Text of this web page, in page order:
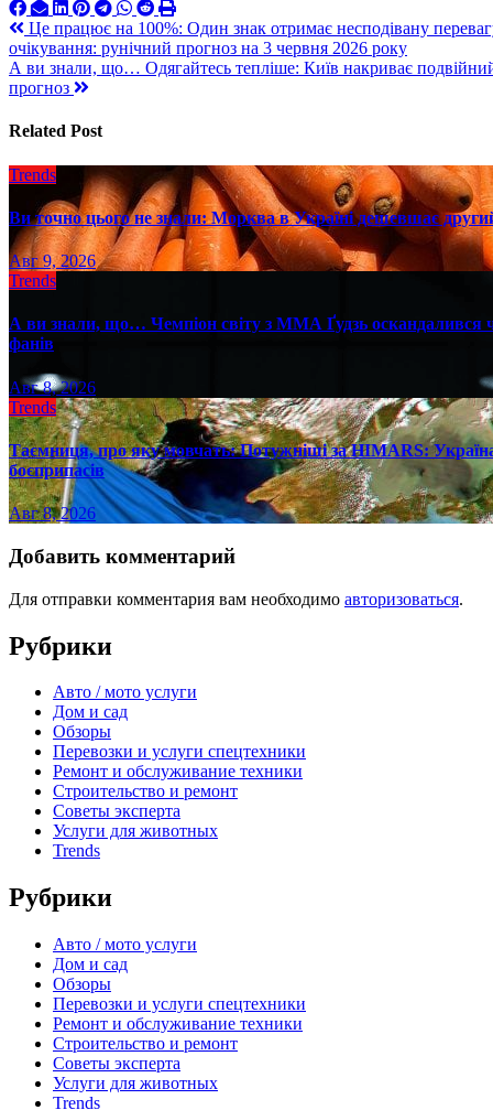
Навигация
по
записям
Це працює на 100%: Один знак отримає несподівану
очікування: рунічний прогноз на 3 червня 2026 року
А ви знали, що… Одягайтесь тепліше: Київ накриває
прогноз
Related Post
Trends
Ви точно цього не знали: Морква в Україні дешевшає
Авг 9, 2026
Trends
А ви знали, що… Чемпіон світу з ММА Ґудзь оскандалився
фанів
Авг 8, 2026
Trends
Таємниця, про яку мовчать: Потужніші за HIMARS:
боєприпасів
Авг 8, 2026
Добавить комментарий
Для отправки комментария вам необходимо авторизоваться.
Рубрики
Авто / мото услуги
Дом и сад
Обзоры
Перевозки и услуги спецтехники
Ремонт и обслуживание техники
Строительство и ремонт
Советы эксперта
Услуги для животных
Trends
Рубрики
Авто / мото услуги
Дом и сад
Обзоры
Перевозки и услуги спецтехники
Ремонт и обслуживание техники
Строительство и ремонт
Советы эксперта
Услуги для животных
Trends